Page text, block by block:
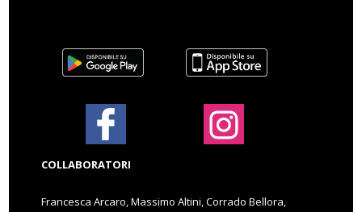
COLLABORATORI
Francesca Arcaro, Massimo Altini, Corrado Bellora,